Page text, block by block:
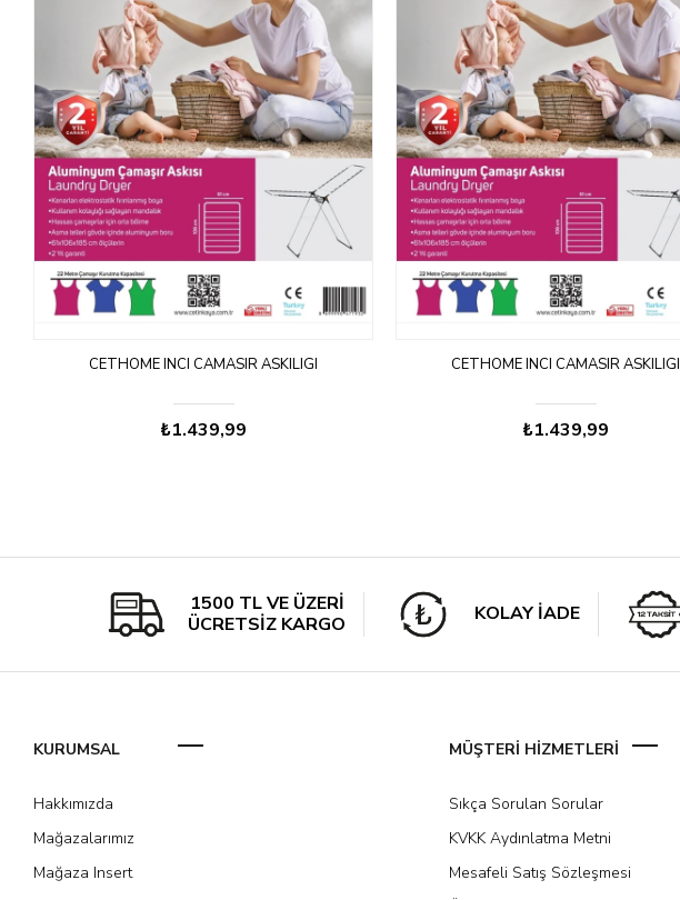
CETHOME INCI CAMASIR ASKILIGI
₺1.439,99
CETHOME INCI CAMASIR ASKILIGI
₺1.439,99
1500 TL VE ÜZERİ
ÜCRETSİZ KARGO
KOLAY İADE
KURUMSAL
Hakkımızda
Mağazalarımız
Mağaza Insert
MÜŞTERİ HİZMETLERİ
Sıkça Sorulan Sorular
KVKK Aydınlatma Metni
Mesafeli Satış Sözleşmesi